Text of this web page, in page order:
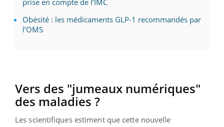
prise en compte de l’IMC
Obésité : les médicaments GLP-1 recommandés par
l’OMS
Vers des "jumeaux numériques"
des maladies ?
Les scientifiques estiment que cette nouvelle